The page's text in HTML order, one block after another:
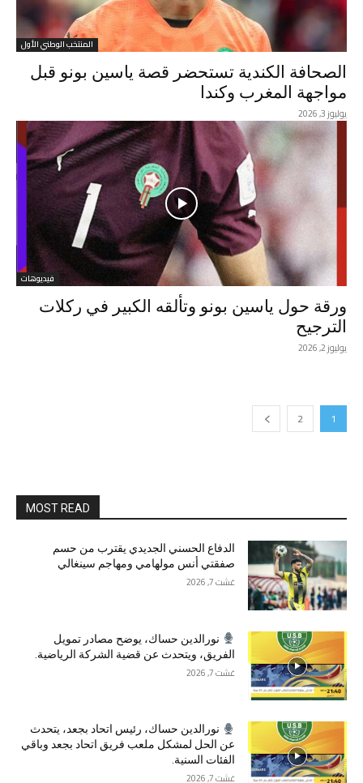
المنتخب الوطني الأول
الصحافة الكندية تستحضر قصة ياسين بونو قبل
مواجهة المغرب وكندا
يوليوز 3, 2026
فيديوهات
ورقة حول ياسين بونو وتألقه الكبير في ركلات
الترجيح
يوليوز 2, 2026
1
2
MOST READ
الدفاع الحسني الجديدي يقترب من حسم
صفقتي أنس مولهامي ومهاجم سينغالي
غشت 7, 2026
نورالدين حساك، يوضح مصادر تمويل
الفريق، ويتحدث عن قضية الشركة الرياضية.
غشت 7, 2026
نورالدين حساك، رئيس اتحاد بجعد، يتحدث
عن الحل لمشكل ملعب فريق اتحاد بجعد وباقي
الفئات السنية.
غشت 7, 2026